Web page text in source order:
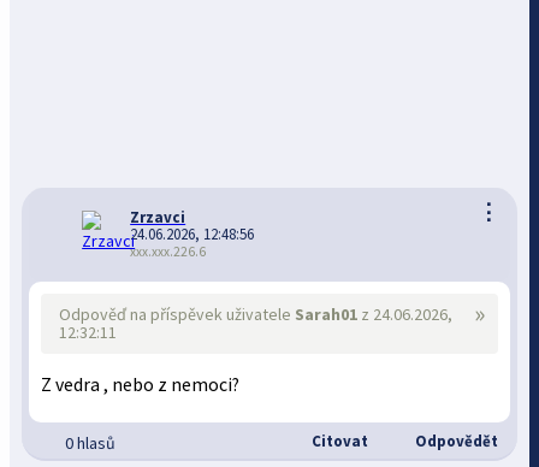
⋮
Zrzavci
24.06.2026, 12:48:56
xxx.xxx.226.6
»
Odpověď na příspěvek uživatele Sarah01 z 24.06.2026,
12:32:11
Z vedra , nebo z nemoci?
0 hlasů Citovat Odpovědět